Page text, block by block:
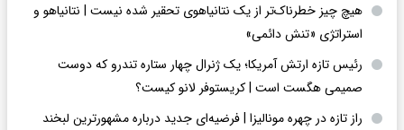
هیچ چیز خطرناک‌تر از یک نتانیاهوی تحقیر شده نیست | نتانیاهو و
استراتژی «تنش دائمی»
رئیس تازه ارتش آمریکا؛ یک ژنرال چهار ستاره تندرو که دوست
صمیمی هگست است | کریستوفر لانو کیست؟
راز تازه در چهره مونالیزا | فرضیه‌ای جدید درباره مشهورترین لبخند